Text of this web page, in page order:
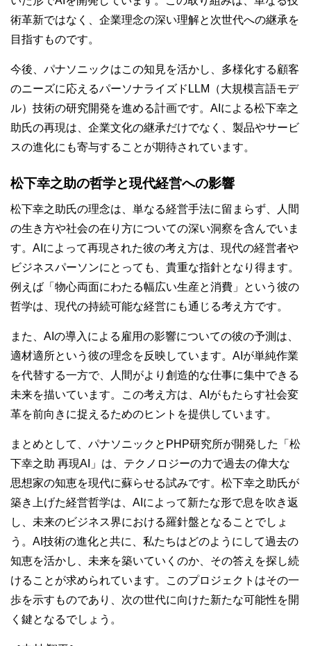
術革新ではなく、企業理念の深い理解と次世代への継承を
目指すものです。
今後、パナソニックはこの知見を活かし、多様化する顧客
のニーズに応えるパーソナライズドLLM（大規模言語モデ
ル）技術の研究開発を進める計画です。AIによる松下幸之
助氏の再現は、企業文化の継承だけでなく、製品やサービ
スの進化にも寄与することが期待されています。
松下幸之助の哲学と現代経営への影響
松下幸之助氏の理念は、単なる経営手法に留まらず、人間
の生き方や社会の在り方についての深い洞察を含んでいま
す。AIによって再現された彼の考え方は、現代の経営者や
ビジネスパーソンにとっても、貴重な指針となり得ます。
例えば「物心両面にわたる幅広い生産と消費」という彼の
哲学は、現代の持続可能な経営にも通じる考え方です。
また、AIの導入による雇用の影響についての彼の予測は、
適材適所という彼の理念を反映しています。AIが単純作業
を代替する一方で、人間がより創造的な仕事に集中できる
未来を描いています。この考え方は、AIがもたらす社会変
革を前向きに捉えるためのヒントを提供しています。
まとめとして、パナソニックとPHP研究所が開発した「松
下幸之助 再現AI」は、テクノロジーの力で過去の偉大な
思想家の知恵を現代に蘇らせる試みです。松下幸之助氏が
築き上げた経営哲学は、AIによって新たな形で息を吹き返
し、未来のビジネス界における羅針盤となることでしょ
う。AI技術の進化と共に、私たちはどのようにして過去の
知恵を活かし、未来を築いていくのか、その答えを探し続
けることが求められています。このプロジェクトはその一
歩を示すものであり、次の世代に向けた新たな可能性を開
く鍵となるでしょう。